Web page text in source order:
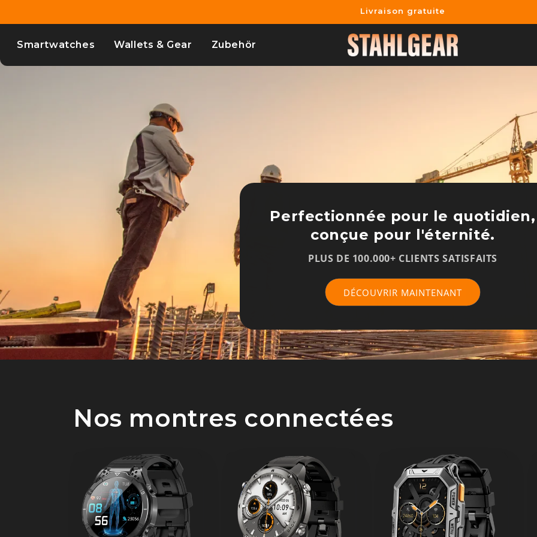
au
Livraison gratuite
Smartwatches Wallets & Gear Zubehör
Perfectionnée pour le quotidien,
conçue pour l'éternité.
PLUS DE 100.000+ CLIENTS SATISFAITS
DÉCOUVRIR MAINTENANT
Nos montres connectées